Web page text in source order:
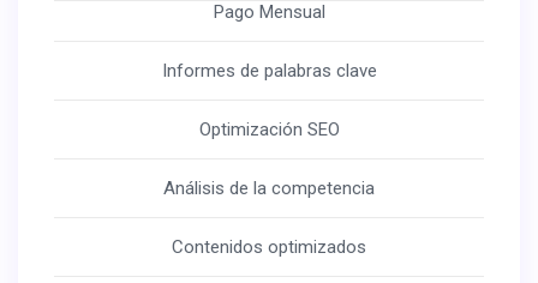
Pago Mensual
Informes de palabras clave
Optimización SEO
Análisis de la competencia
Contenidos optimizados